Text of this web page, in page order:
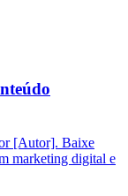
[Autor]. Baixe
marketing digital e